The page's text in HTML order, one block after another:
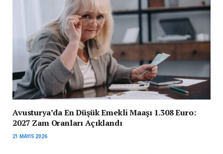
Avusturya’da En Düşük Emekli Maaşı 1.308 Euro:
2027 Zam Oranları Açıklandı
21 MAYIS 2026